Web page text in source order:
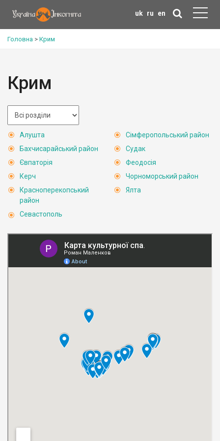
uk ru en
Головна > Крим
Крим
Алушта
Бахчисарайський район
Євпаторія
Керч
Красноперекопський
район
Севастополь
Сімферопольський район
Судак
Феодосія
Чорноморський район
Ялта